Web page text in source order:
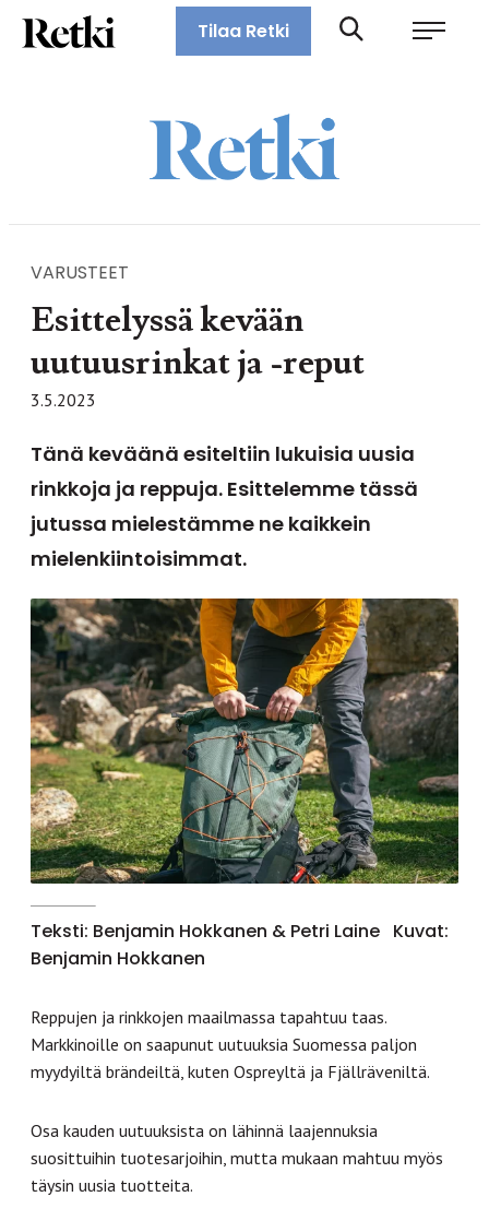
Siirry
suoraan
Retki-lehti
Tilaa Retki
VARUSTEET
Esittelyssä kevään
uutuusrinkat ja -reput
3.5.2023
Tänä keväänä esiteltiin lukuisia uusia
rinkkoja ja reppuja. Esittelemme tässä
jutussa mielestämme ne kaikkein
mielenkiintoisimmat.
Teksti: Benjamin Hokkanen & Petri Laine Kuvat:
Benjamin Hokkanen
Reppujen ja rinkkojen maailmassa tapahtuu taas.
Markkinoille on saapunut uutuuksia Suomessa paljon
myydyiltä brändeiltä, kuten Ospreyltä ja Fjällräveniltä.
Osa kauden uutuuksista on lähinnä laajennuksia
suosittuihin tuotesarjoihin, mutta mukaan mahtuu myös
täysin uusia tuotteita.